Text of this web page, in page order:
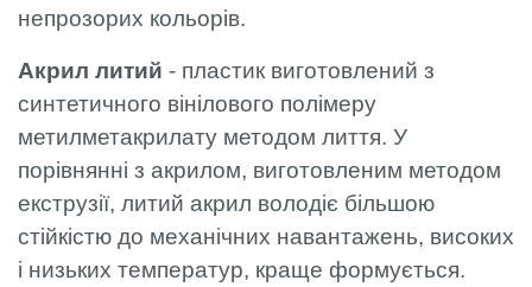
непрозорих кольорів.
Акрил литий - пластик виготовлений з
синтетичного вінілового полімеру
метилметакрилату методом лиття. У
порівнянні з акрилом, виготовленим методом
екструзії, литий акрил володіє більшою
стійкістю до механічних навантажень, високих
і низьких температур, краще формується.